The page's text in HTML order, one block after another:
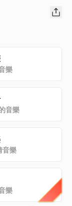
樂
音樂
音樂
樂